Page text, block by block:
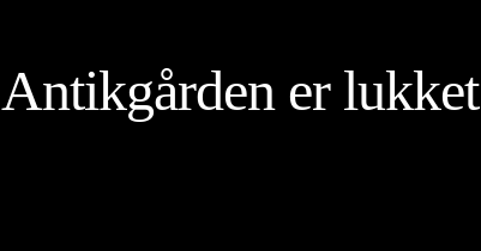
Antikgården er lukket